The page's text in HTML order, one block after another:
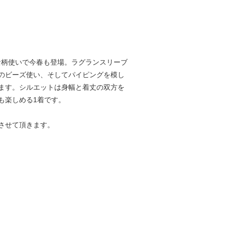
使いで今春も登場。ラグランスリーブ
ビーズ使い、そしてパイピングを模し
す。シルエットは身幅と着丈の双方を
しめる1着です。
て頂きます。